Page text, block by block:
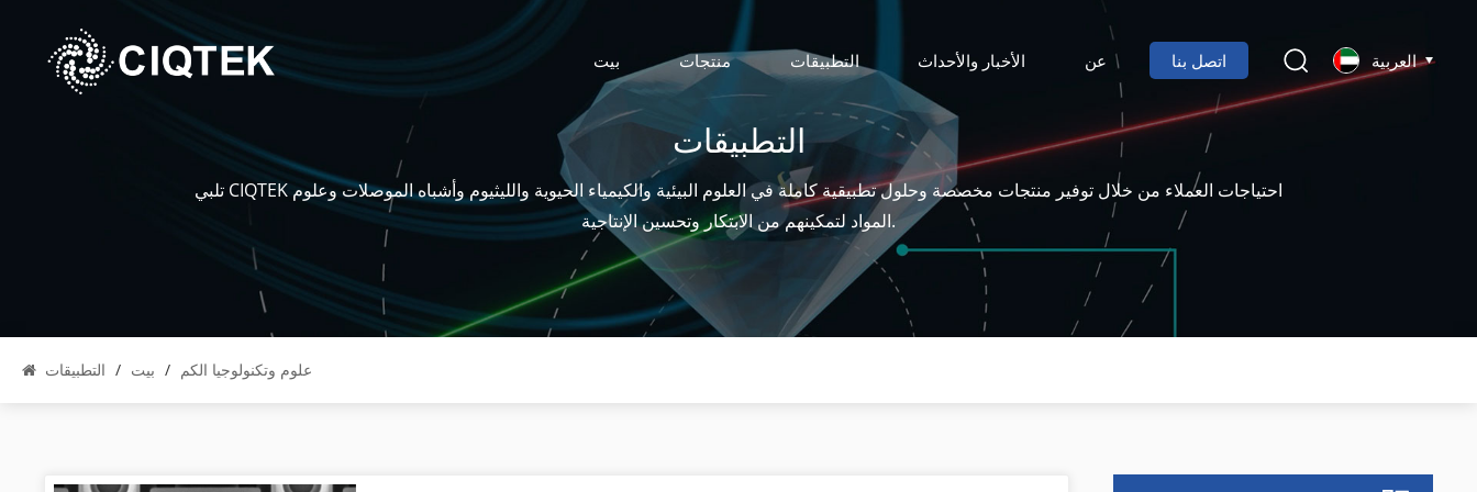
بيت منتجات التطبيقات الأخبار والأحداث عن اتصل بنا العربية
التطبيقات
تلبي CIQTEK احتياجات العملاء من خلال توفير منتجات مخصصة وحلول تطبيقية كاملة في العلوم البيئية والكيمياء الحيوية والليثيوم وأشباه الموصلات وعلوم
المواد لتمكينهم من الابتكار وتحسين الإنتاجية.
بيت / التطبيقات / علوم وتكنولوجيا الكم